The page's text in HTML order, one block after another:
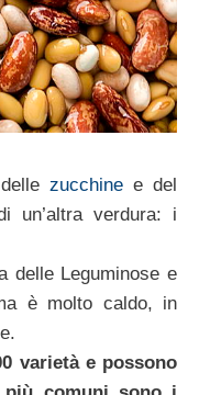
zucchine e del
un’altra verdura: i
delle Leguminose e
è molto caldo, in
varietà e possono